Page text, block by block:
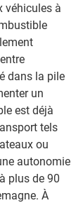
véhicules à
dans la pile
un
est déjà
tels
ou
autonomie
plus de 90
À